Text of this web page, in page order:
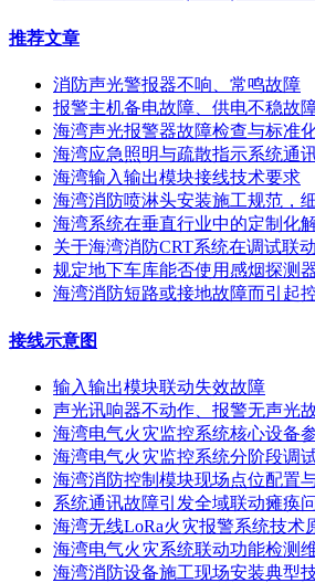
推荐文章
消防声光警报器不响、常鸣故障
报警主机备电故障、供电不稳故
海湾声光报警器故障检查与标准
海湾应急照明与疏散指示系统通
海湾输入输出模块接线技术要求
海湾消防喷淋头安装施工规范，
海湾系统在垂直行业中的定制
关于海湾消防CRT系统在调试联
规定地下车库能否使用感烟探
海湾消防短路或接地故障而引起
接线示意图
输入输出模块联动失效故障
声光讯响器不动作、报警无声光
海湾电气火灾监控系统核心设备
海湾电气火灾监控系统分阶段调
海湾消防控制模块现场点位配置
系统通讯故障引发全域联动瘫痪
海湾无线LoRa火灾报警系统技术
海湾电气火灾系统联动功能检测
海湾消防设备施工现场安装典型